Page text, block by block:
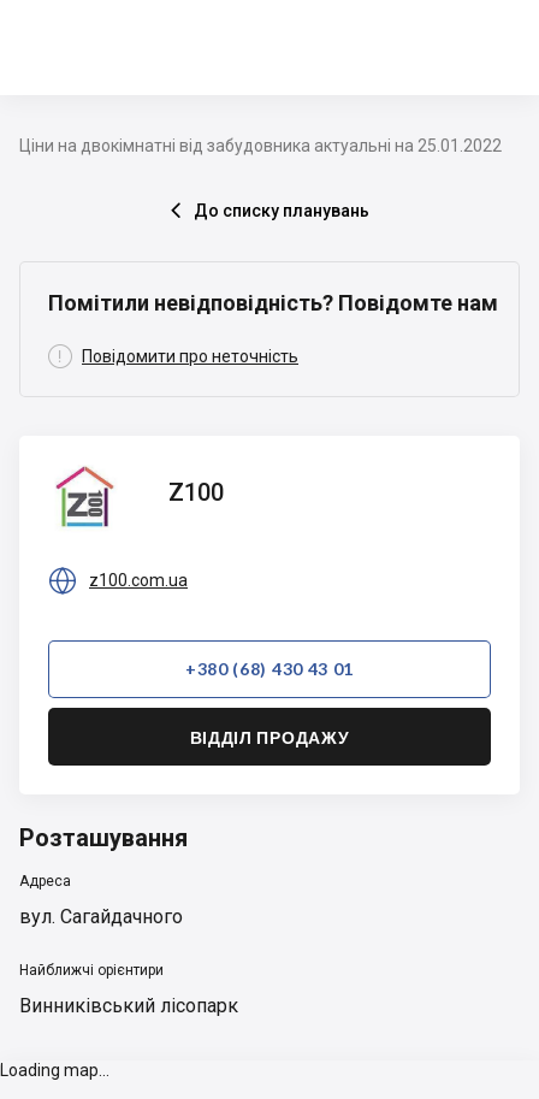
Ціни на двокімнатні від забудовника актуальні на 25.01.2022
 До списку планувань
Помітили невідповідність? Повідомте нам
 Повідомити про неточність
Z100
Z100
 z100.com.ua
+380 (68) 430 43 01
ВІДДІЛ ПРОДАЖУ
Розташування
Адреса
вул. Сагайдачного
Найближчі орієнтири
Винниківський лісопарк
Loading map...